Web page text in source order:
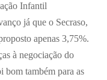
Infantil
já que o Secraso,
apenas 3,75%.
à negociação do
bom também para as